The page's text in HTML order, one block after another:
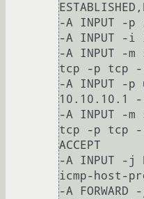
-A INPUT -p
-A INPUT -i
-A INPUT -
tcp -p tcp --
-A INPUT -p
10.10.10.1
-A INPUT -
tcp -p tcp
ACCEPT
-A INPUT -j
icmp-host-
-A